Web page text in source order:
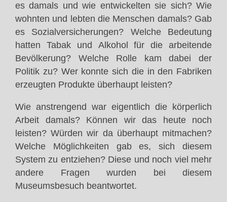
es damals und wie entwickelten sie sich? Wie
wohnten und lebten die Menschen damals? Gab
es Sozialversicherungen? Welche Bedeutung
hatten Tabak und Alkohol für die arbeitende
Bevölkerung? Welche Rolle kam dabei der
Politik zu? Wer konnte sich die in den Fabriken
erzeugten Produkte überhaupt leisten?
Wie anstrengend war eigentlich die körperlich
Arbeit damals? Können wir das heute noch
leisten? Würden wir da überhaupt mitmachen?
Welche Möglichkeiten gab es, sich diesem
System zu entziehen? Diese und noch viel mehr
andere Fragen wurden bei diesem
Museumsbesuch beantwortet.